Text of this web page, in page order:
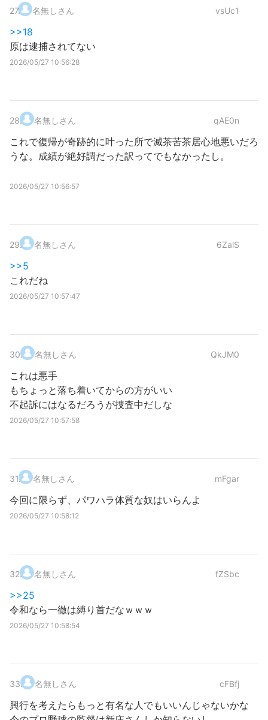
27. 名無しさん vsUc1
>>18
原は逮捕されてない
2026/05/27 10:56:28
28. 名無しさん qAE0n
これで復帰が奇跡的に叶った所で滅茶苦茶居心地悪いだろ
うな。成績が絶好調だった訳ってでもなかったし。
2026/05/27 10:56:57
29. 名無しさん 6ZalS
>>5
これだね
2026/05/27 10:57:47
30. 名無しさん QkJM0
これは悪手
もちょっと落ち着いてからの方がいい
不起訴にはなるだろうが捜査中だしな
2026/05/27 10:57:58
31. 名無しさん mFgar
今回に限らず、パワハラ体質な奴はいらんよ
2026/05/27 10:58:12
32. 名無しさん fZSbc
>>25
令和なら一徹は縛り首だなｗｗｗ
2026/05/27 10:58:54
33. 名無しさん cFBfj
興行を考えたらもっと有名な人でもいいんじゃないかな